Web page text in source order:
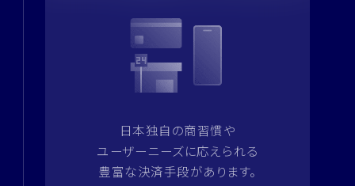
日本独自の商習慣や
ユーザーニーズに応えられる
豊富な決済手段があります。